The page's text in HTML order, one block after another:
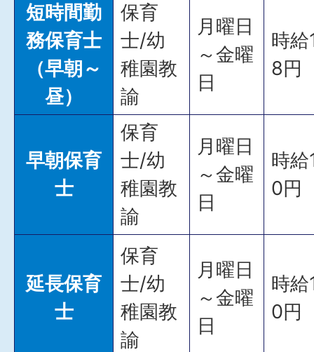
短時間勤
務保育士
（早朝～
昼）
保育
士/幼
稚園教
諭
月曜日
～金曜
日
時
8円
早朝保育
士
保育
士/幼
稚園教
諭
月曜日
～金曜
日
時
0円
延長保育
士
保育
士/幼
稚園教
諭
月曜日
～金曜
日
時
0円